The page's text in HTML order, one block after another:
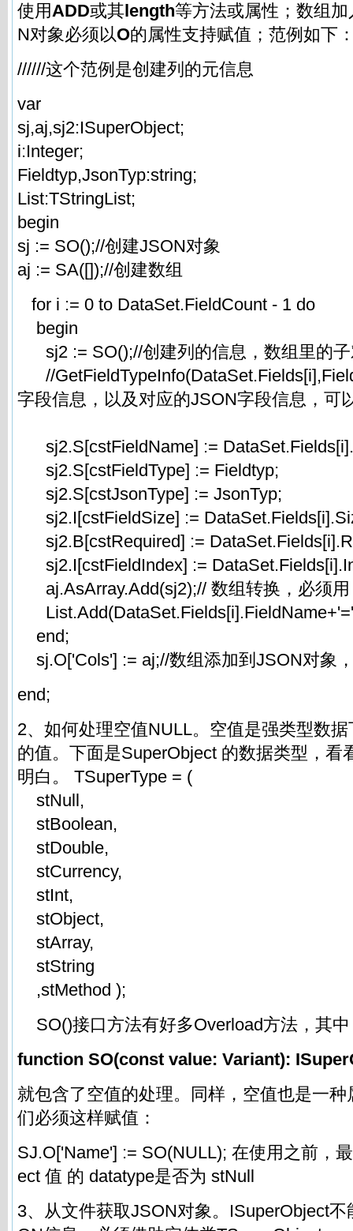
使用ADD或其length等方法或属性；数组
N对象必须以O的属性支持赋值；范例如下
//////这个范例是创建列的元信息
var
sj,aj,sj2:ISuperObject;
i:Integer;
Fieldtyp,JsonTyp:string;
List:TStringList;
begin
sj := SO();//创建JSON对象
aj := SA([]);//创建数组
for i := 0 to DataSet.FieldCount - 1 do
begin
sj2 := SO();//创建列的信息，数组里的子
//
字段信息，以及对应的JSON字段信息，可
sj2.S[cstFieldName] :=
sj2.S[cstFieldType] := Fieldtyp;
sj2.S[cstJsonType] := JsonTyp;
sj2.I[cstFieldSize] :=
sj2.B[cstRequired] :=
sj2.I[cstFieldIndex] :=
aj.AsArray.Add(sj2);// 数组转换，必须用
end;
sj.O['Cols'] := aj;//数组添加到JSON对象
end;
2、如何处理空值NULL。空值是强类型数
的值。下面是SuperObject 的数据类型，看
明白。 TSuperType = (
stNull,
stBoolean,
stDouble,
stCurrency,
stInt,
stObject,
stArray,
stString
,stMethod );
SO()接口方法有好多Overload方法，其中
function SO(const value: Variant):
就包含了空值的处理。同样，空值也是一
们必须这样赋值：
SJ.O['Name'] := SO(NULL); 在使用之前，
ect 值 的 datatype是否为 stNull
3、从文件获取JSON对象。ISuperObject